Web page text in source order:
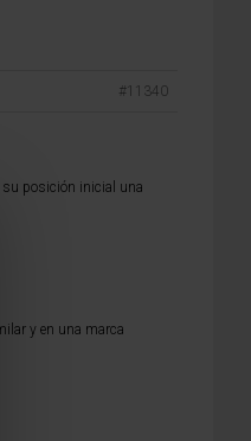
#11340
su posición inicial una
y en una marca